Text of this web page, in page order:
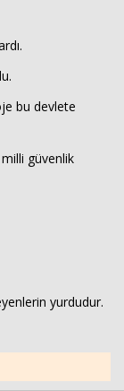
bu devlete
güvenlik
yurdudur.